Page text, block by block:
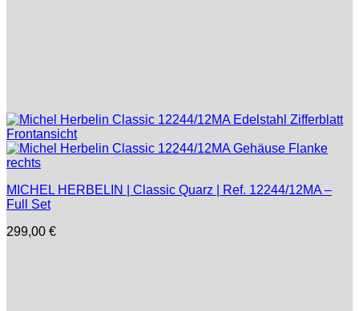
MICHEL HERBELIN | Classic Quarz | Ref. 12244/12MA –
Full Set
299,00 €